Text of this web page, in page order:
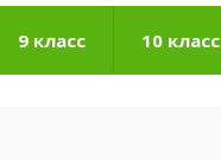
9 класс 10 класс